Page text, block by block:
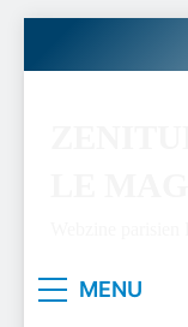
MENU